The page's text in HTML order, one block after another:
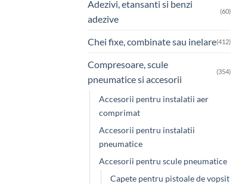
Adezivi, etansanti si benzi
adezive
(60)
Chei fixe, combinate sau inelare(412)
Compresoare, scule
pneumatice si accesorii
(354)
Accesorii pentru instalatii aer
comprimat
Accesorii pentru instalatii
pneumatice
Accesorii pentru scule pneumatice
Capete pentru pistoale de vopsit